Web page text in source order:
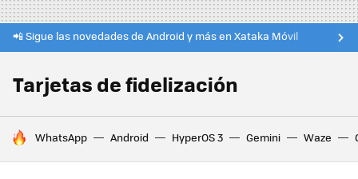
📲 Sigue las novedades de Android y más en Xataka Móvil
Tarjetas de fidelización
HOY SE HABLA DE
WhatsApp Android HyperOS 3 Gemini Waze